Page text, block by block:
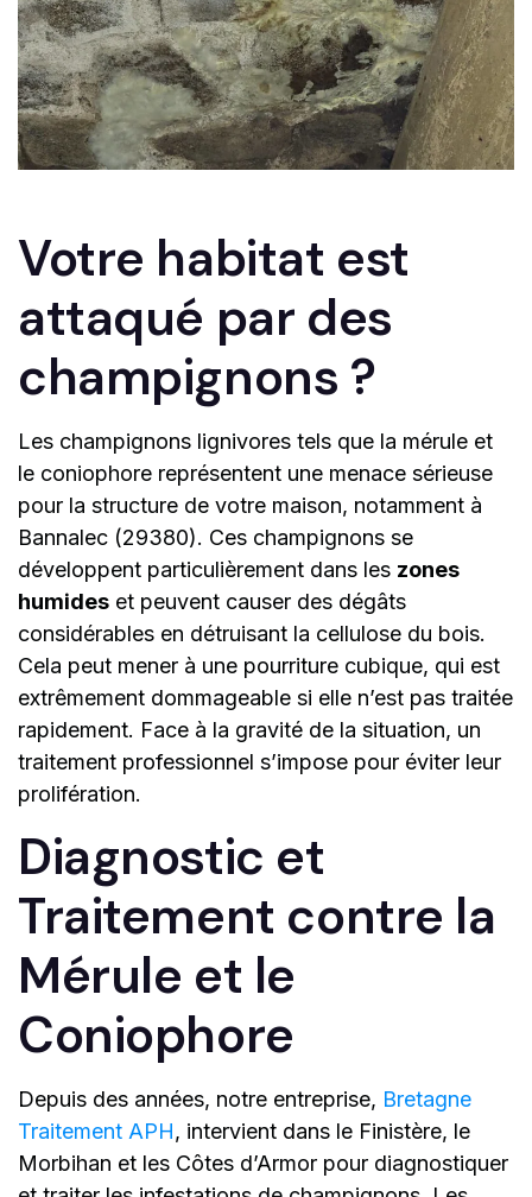
Votre habitat est
attaqué par des
champignons ?
Les champignons lignivores tels que la mérule et
le coniophore représentent une menace sérieuse
pour la structure de votre maison, notamment à
Bannalec (29380). Ces champignons se
développent particulièrement dans les zones
humides et peuvent causer des dégâts
considérables en détruisant la cellulose du bois.
Cela peut mener à une pourriture cubique, qui est
extrêmement dommageable si elle n’est pas traitée
rapidement. Face à la gravité de la situation, un
traitement professionnel s’impose pour éviter leur
prolifération.
Diagnostic et
Traitement contre la
Mérule et le
Coniophore
Depuis des années, notre entreprise, Bretagne
Traitement APH, intervient dans le Finistère, le
Morbihan et les Côtes d’Armor pour diagnostiquer